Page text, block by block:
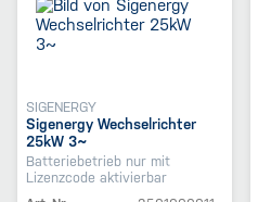
SIGENERGY
Sigenergy Wechselrichter
25kW 3~
Batteriebetrieb nur mit
Lizenzcode aktivierbar